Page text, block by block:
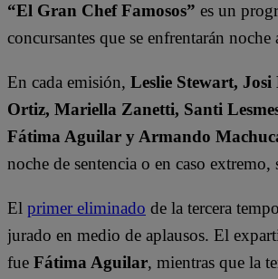
“El Gran Chef Famosos” es un
concursantes que se enfrentarán
En cada emisión, Leslie Stewart,
Ortiz, Mariella Zanetti, Santi
Fátima Aguilar y Armando
noche de sentencia o en caso extremo,
El primer eliminado de la tercera
jurado en medio de aplausos. El
fue Fátima Aguilar, mientras que la